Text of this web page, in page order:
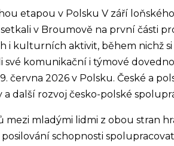
etapou v Polsku V září
v Broumově na první části
i kulturních aktivit, během nichž
komunikační i týmové
června 2026 v Polsku. České a
další rozvoj česko-polské
mladými lidmi z obou stran
schopnosti